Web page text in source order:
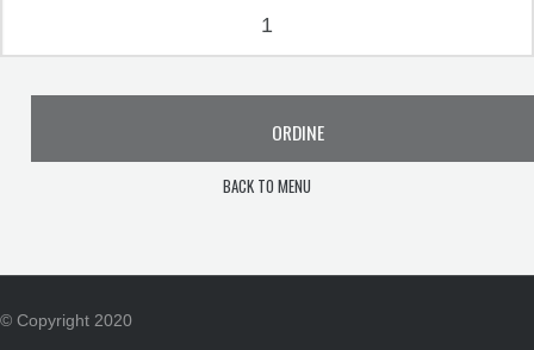
ORDINE
BACK TO MENU
© Copyright 2020